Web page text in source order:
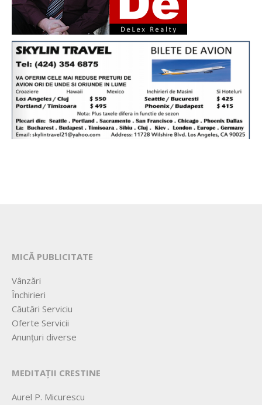
MICĂ PUBLICITATE
Vânzări
Închirieri
Căutări Serviciu
Oferte Servicii
Anunțuri diverse
MEDITAȚII CRESTINE
Aurel P. Micurescu